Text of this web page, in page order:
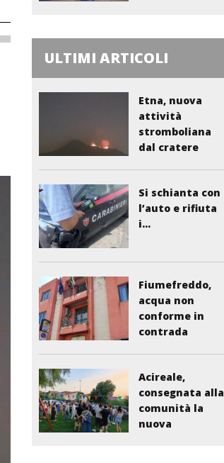
ULTIMI ARTICOLI
Etna, nuova
attività
stromboliana
dal cratere
Si schianta con
l’auto e rifiuta
i...
Fiumefreddo,
acqua non
conforme in
contrada
Acireale,
consegnata alla
comunità la
nuova